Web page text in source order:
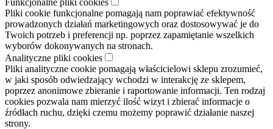
Pliki cookie funkcjonalne pomagają nam poprawiać efektywność
prowadzonych działań marketingowych oraz dostosowywać je do
Twoich potrzeb i preferencji np. poprzez zapamiętanie wszelkich
wyborów dokonywanych na stronach.
Analityczne pliki cookies
Pliki analityczne cookie pomagają właścicielowi sklepu zrozumieć,
w jaki sposób odwiedzający wchodzi w interakcję ze sklepem,
poprzez anonimowe zbieranie i raportowanie informacji. Ten rodzaj
cookies pozwala nam mierzyć ilość wizyt i zbierać informacje o
źródłach ruchu, dzięki czemu możemy poprawić działanie naszej
strony.